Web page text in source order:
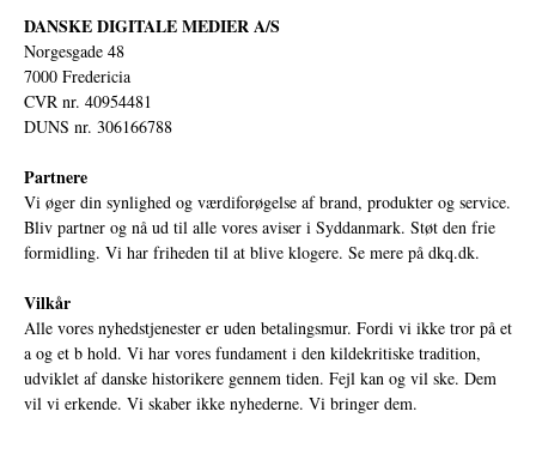
DANSKE DIGITALE MEDIER A/S
Norgesgade 48
7000 Fredericia
CVR nr. 40954481
DUNS nr. 306166788
Partnere
Vi øger din synlighed og værdiforøgelse af brand, produkter og service.
Bliv partner og nå ud til alle vores aviser i Syddanmark. Støt den frie
formidling. Vi har friheden til at blive klogere. Se mere på dkq.dk.
Vilkår
Alle vores nyhedstjenester er uden betalingsmur. Fordi vi ikke tror på et
a og et b hold. Vi har vores fundament i den kildekritiske tradition,
udviklet af danske historikere gennem tiden. Fejl kan og vil ske. Dem
vil vi erkende. Vi skaber ikke nyhederne. Vi bringer dem.